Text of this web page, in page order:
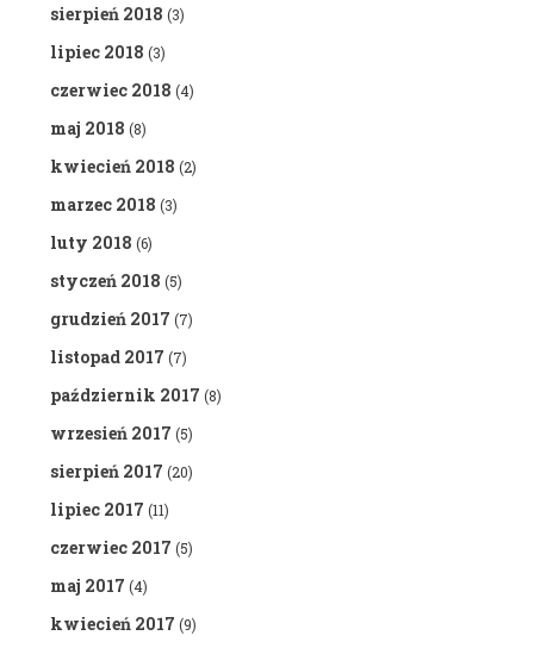
sierpień 2018 (3)
lipiec 2018 (3)
czerwiec 2018 (4)
maj 2018 (8)
kwiecień 2018 (2)
marzec 2018 (3)
luty 2018 (6)
styczeń 2018 (5)
grudzień 2017 (7)
listopad 2017 (7)
październik 2017 (8)
wrzesień 2017 (5)
sierpień 2017 (20)
lipiec 2017 (11)
czerwiec 2017 (5)
maj 2017 (4)
kwiecień 2017 (9)